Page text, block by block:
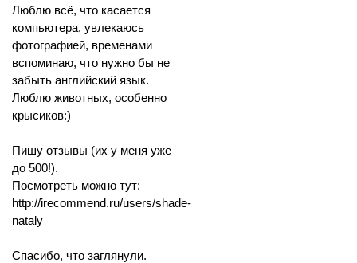
Люблю всё, что касается
компьютера, увлекаюсь
фотографией, временами
вспоминаю, что нужно бы не
забыть английский язык.
Люблю животных, особенно
крысиков:)
Пишу отзывы (их у меня уже
до 500!).
Посмотреть можно тут:
http://irecommend.ru/users/shade-
nataly
Спасибо, что заглянули.